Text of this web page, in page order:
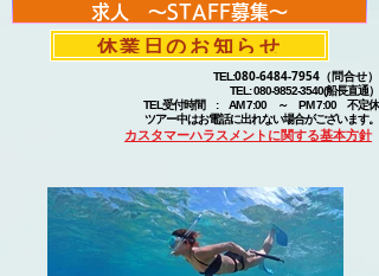
求人 ～STAFF募集～
休業日のお知らせ
TEL:080-6484-7954 （問合せ）
TEL:080-9852-3540(船長直通）
TEL受付時間 : AM 7:00 ～ PM 7:00 不定休
​ ツアー中はお電話に出れない場合がございます。
カスタマーハラスメントに関する基本方針